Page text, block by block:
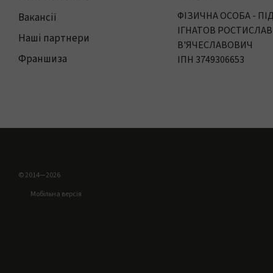
ФІЗИЧНА ОСОБА -
ІГНАТОВ РОСТИСЛАВ
В'ЯЧЕСЛАВОВИЧ
ІПН 3749306653
Вакансії
Наші партнери
Франшиза
© 2014—2026
Мобільна версія